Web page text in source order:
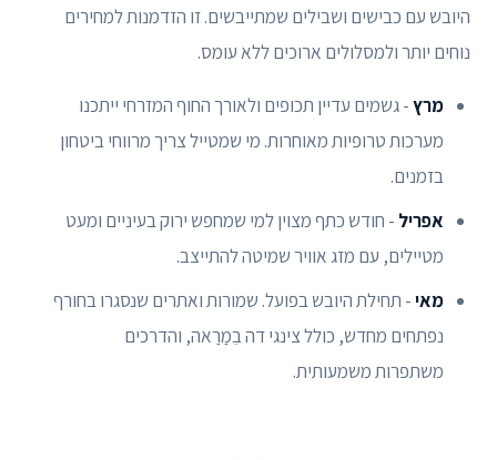
היובש עם כבישים ושבילים שמתייבשים. זו הזדמנות למחירים
נוחים יותר ולמסלולים ארוכים ללא עומס.
מרץ- גשמים עדיין תכופים ולאורך החוף המזרחי ייתכנו
מערכות טרופיות מאוחרות. מי שמטייל צריך מרווחי ביטחון
בזמנים.
אפריל - חודש כתף מצוין למי שמחפש ירוק בעיניים ומעט
מטיילים, עם מזג אוויר שמיטה להתייצב.
מאי- תחילת היובש בפועל. שמורות ואתרים שנסגרו בחורף
נפתחים מחדש, כולל צינגי דה בֵמַרַאה, והדרכים
משתפרות משמעותית.